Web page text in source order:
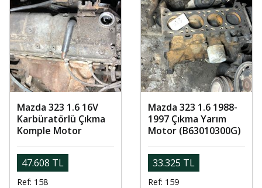
Mazda 323 1.6 16V
Karbüratörlü Çıkma
Komple Motor
47.608 TL
Ref: 158
Mazda 323 1.6 1988-
1997 Çıkma Yarım
Motor (B63010300G)
33.325 TL
Ref: 159